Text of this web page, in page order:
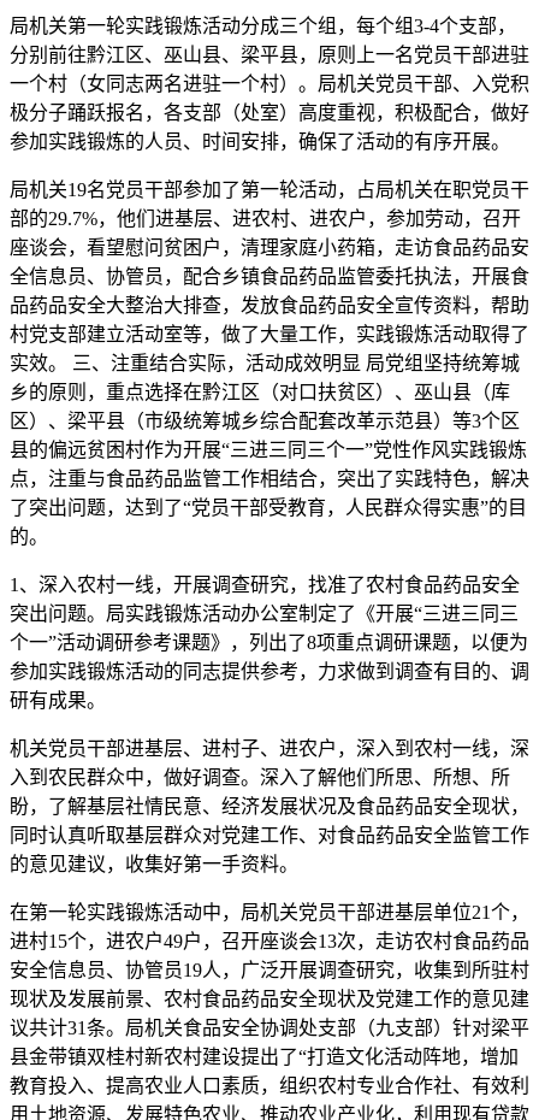
局机关第一轮实践锻炼活动分成三个组，每个组3-4个支部，
分别前往黔江区、巫山县、梁平县，原则上一名党员干部进驻
一个村（女同志两名进驻一个村）。局机关党员干部、入党积
极分子踊跃报名，各支部（处室）高度重视，积极配合，做好
参加实践锻炼的人员、时间安排，确保了活动的有序开展。
局机关19名党员干部参加了第一轮活动，占局机关在职党员干
部的29.7%，他们进基层、进农村、进农户，参加劳动，召开
座谈会，看望慰问贫困户，清理家庭小药箱，走访食品药品安
全信息员、协管员，配合乡镇食品药品监管委托执法，开展食
品药品安全大整治大排查，发放食品药品安全宣传资料，帮助
村党支部建立活动室等，做了大量工作，实践锻炼活动取得了
实效。 三、注重结合实际，活动成效明显 局党组坚持统筹城
乡的原则，重点选择在黔江区（对口扶贫区）、巫山县（库
区）、梁平县（市级统筹城乡综合配套改革示范县）等3个区
县的偏远贫困村作为开展“三进三同三个一”党性作风实践锻炼
点，注重与食品药品监管工作相结合，突出了实践特色，解决
了突出问题，达到了“党员干部受教育，人民群众得实惠”的目
的。
1、深入农村一线，开展调查研究，找准了农村食品药品安全
突出问题。局实践锻炼活动办公室制定了《开展“三进三同三
个一”活动调研参考课题》，列出了8项重点调研课题，以便为
参加实践锻炼活动的同志提供参考，力求做到调查有目的、调
研有成果。
机关党员干部进基层、进村子、进农户，深入到农村一线，深
入到农民群众中，做好调查。深入了解他们所思、所想、所
盼，了解基层社情民意、经济发展状况及食品药品安全现状，
同时认真听取基层群众对党建工作、对食品药品安全监管工作
的意见建议，收集好第一手资料。
在第一轮实践锻炼活动中，局机关党员干部进基层单位21个，
进村15个，进农户49户，召开座谈会13次，走访农村食品药品
安全信息员、协管员19人，广泛开展调查研究，收集到所驻村
现状及发展前景、农村食品药品安全现状及党建工作的意见建
议共计31条。局机关食品安全协调处支部（九支部）针对梁平
县金带镇双桂村新农村建设提出了“打造文化活动阵地，增加
教育投入、提高农业人口素质，组织农村专业合作社、有效利
用土地资源、发展特色农业、推动农业产业化，利用现有贷款